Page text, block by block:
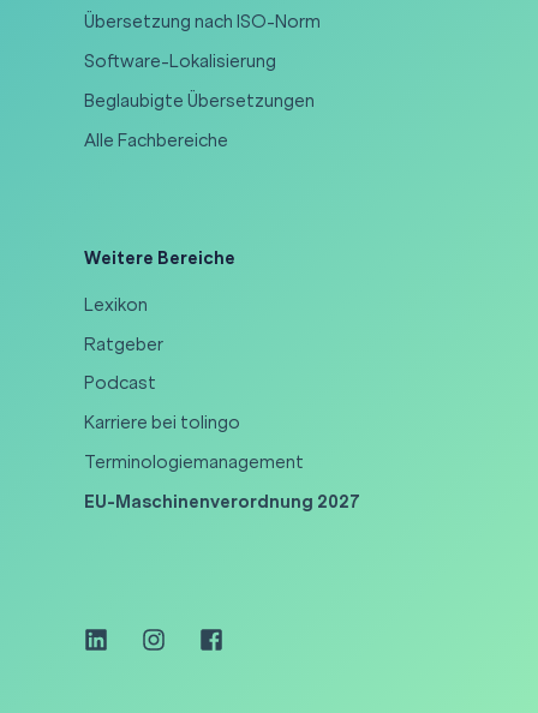
Übersetzung nach ISO-Norm
Software-Lokalisierung
Beglaubigte Übersetzungen
Alle Fachbereiche
Weitere Bereiche
Lexikon
Ratgeber
Podcast
Karriere bei tolingo
Terminologiemanagement
EU-Maschinenverordnung 2027